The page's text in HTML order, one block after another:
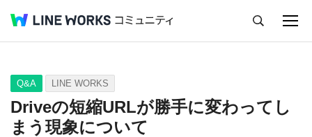
Q&A Tips Ideas
Q&A LINE WORKS
Driveの短縮URLが勝手に変わってし
まう現象について